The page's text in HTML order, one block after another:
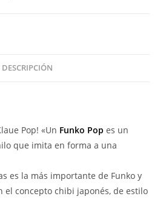
DESCRIPCIÓN
Pop! «Un Funko Pop es un
que imita en forma a una
es la más importante de Funko y
el concepto chibi japonés, de estilo